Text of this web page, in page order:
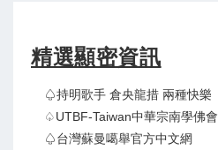
精選顯密資訊
♤持明歌手 倉央龍措 兩種快樂
♤UTBF-Taiwan中華宗南學佛會
♤台灣蘇曼噶舉官方中文網